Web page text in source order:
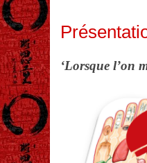
‘Lorsque l’on